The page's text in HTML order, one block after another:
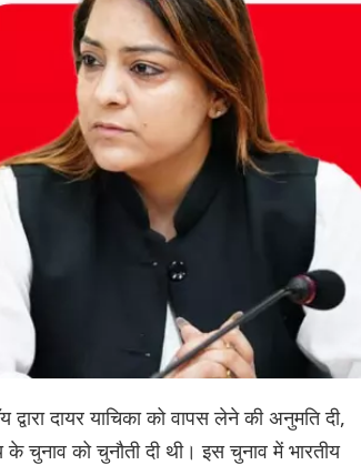
दायर याचिका को वापस लेने की अनुमति दी,
को चुनौती दी थी। इस चुनाव में भारतीय